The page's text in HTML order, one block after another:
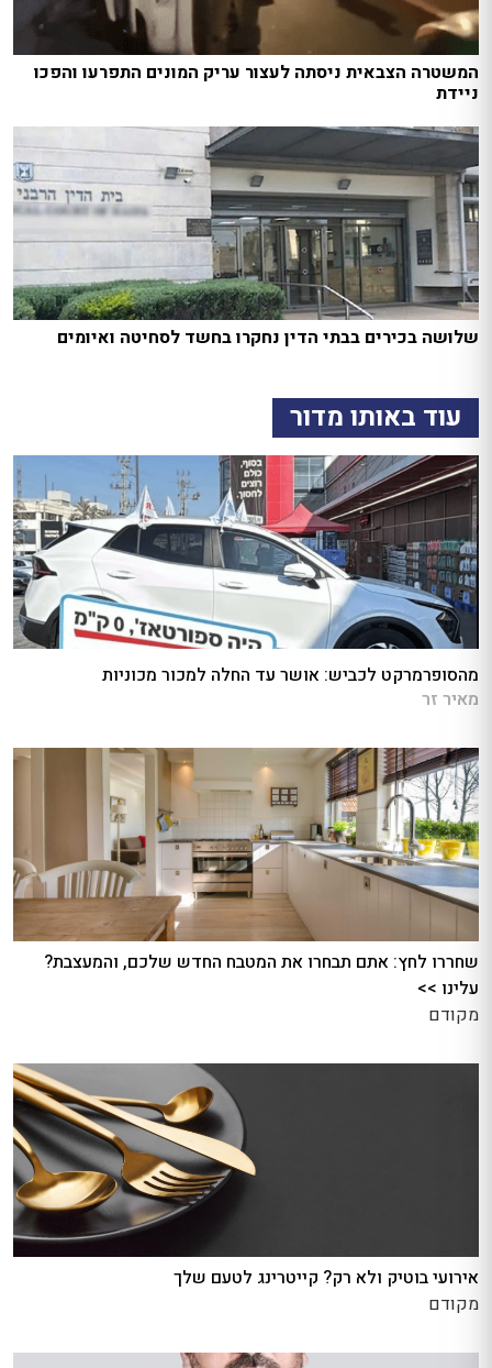
המשטרה הצבאית ניסתה לעצור עריק המונים התפרעו והפכו
ניידת
שלושה בכירים בבתי הדין נחקרו בחשד לסחיטה ואיומים
עוד באותו מדור
מהסופרמרקט לכביש: אושר עד החלה למכור מכוניות
מאיר זר
שחררו לחץ: אתם תבחרו את המטבח החדש שלכם, והמעצבת?
עלינו >>
מקודם
אירועי בוטיק ולא רק? קייטרינג לטעם שלך
מקודם